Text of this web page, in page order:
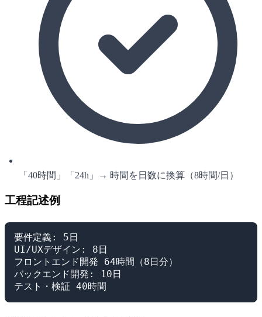
「40時間」「24h」→ 時間を日数に換算（8時間/日）
工程記述例
要件定義: 5日
UI/UXデザイン: 8日
フロントエンド開発 64時間（8日分）
バックエンド開発: 10日